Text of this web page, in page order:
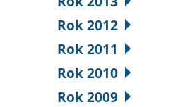
Rok 2012
Rok 2011
Rok 2010
Rok 2009